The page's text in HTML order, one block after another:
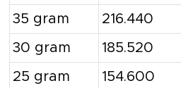
35 gram 216.440
30 gram 185.520
25 gram 154.600